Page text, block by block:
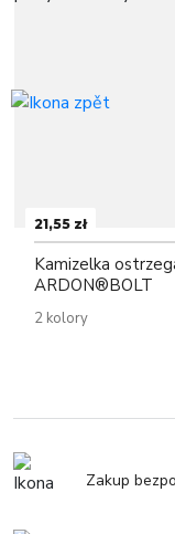
21,55 zł
Kamizelka
ARDON®BOLT
2 kolory
Zakup